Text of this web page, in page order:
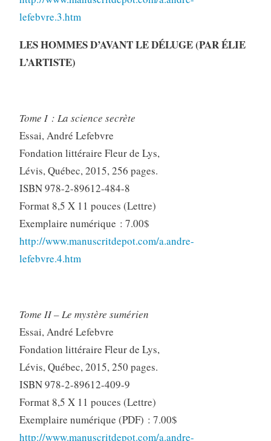
lefebvre.3.htm
LES HOMMES D’AVANT LE DÉLUGE (PAR ÉLIE
L’ARTISTE)
Tome I : La science secrète
Essai, André Lefebvre
Fondation littéraire Fleur de Lys,
Lévis, Québec, 2015, 256 pages.
ISBN 978-2-89612-484-8
Format 8,5 X 11 pouces (Lettre)
Exemplaire numérique : 7.00$
http://www.manuscritdepot.com/a.andre-
lefebvre.4.htm
Tome II – Le mystère sumérien
Essai, André Lefebvre
Fondation littéraire Fleur de Lys,
Lévis, Québec, 2015, 250 pages.
ISBN 978-2-89612-409-9
Format 8,5 X 11 pouces (Lettre)
Exemplaire numérique (PDF) : 7.00$
http://www.manuscritdepot.com/a.andre-